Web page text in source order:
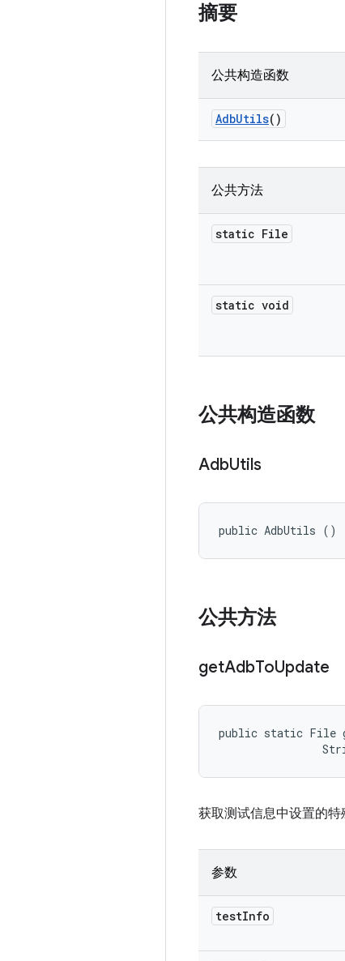
摘要
公共构造函数
AdbUtils()
公共方法
static File
static void
公共构造函数
AdbUtils
public AdbUtils ()
公共方法
getAdbToUpdate
public static File
获取测试信息中设置的特
参数
testInfo